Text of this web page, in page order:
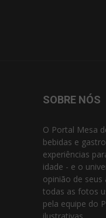
SOBRE NÓS
O Portal Mesa
bebidas e
experiências
idade - e o
opinião de
todas as fotos
pela equipe do
ilustrativas.